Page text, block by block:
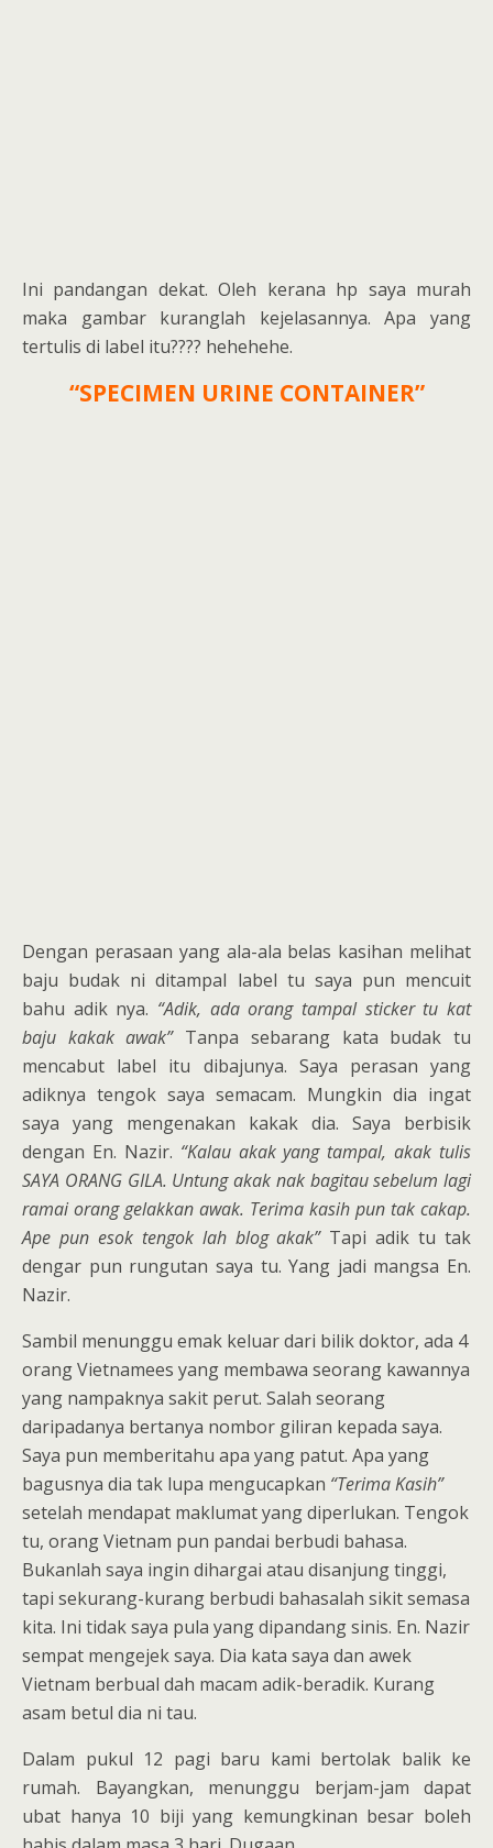
Ini pandangan dekat. Oleh kerana hp saya murah
maka gambar kuranglah kejelasannya. Apa yang
tertulis di label itu???? hehehehe.
“SPECIMEN URINE CONTAINER”
Dengan perasaan yang ala-ala belas kasihan melihat
baju budak ni ditampal label tu saya pun mencuit
bahu adik nya. “Adik, ada orang tampal sticker tu kat
baju kakak awak”Tanpa sebarang kata budak tu
mencabut label itu dibajunya. Saya perasan yang
adiknya tengok saya semacam. Mungkin dia ingat
saya yang mengenakan kakak dia. Saya berbisik
dengan En. Nazir. “Kalau akak yang tampal, akak tulis
SAYA ORANG GILA. Untung akak nak bagitau sebelum lagi
ramai orang gelakkan awak. Terima kasih pun tak cakap.
Ape pun esok tengok lah blog akak”Tapi adik tu tak
dengar pun rungutan saya tu. Yang jadi mangsa En.
Nazir.
Sambil menunggu emak keluar dari bilik doktor, ada 4
orang Vietnamees yang membawa seorang kawannya
yang nampaknya sakit perut. Salah seorang
daripadanya bertanya nombor giliran kepada saya.
Saya pun memberitahu apa yang patut. Apa yang
bagusnya dia tak lupa mengucapkan “Terima Kasih”
setelah mendapat maklumat yang diperlukan. Tengok
tu, orang Vietnam pun pandai berbudi bahasa.
Bukanlah saya ingin dihargai atau disanjung tinggi,
tapi sekurang-kurang berbudi bahasalah sikit semasa
kita. Ini tidak saya pula yang dipandang sinis. En. Nazir
sempat mengejek saya. Dia kata saya dan awek
Vietnam berbual dah macam adik-beradik. Kurang
asam betul dia ni tau.
Dalam pukul 12 pagi baru kami bertolak balik ke
rumah. Bayangkan, menunggu berjam-jam dapat
ubat hanya 10 biji yang kemungkinan besar boleh